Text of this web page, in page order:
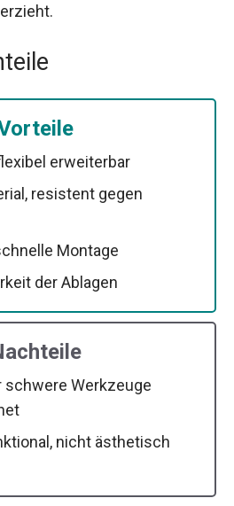
erweiterbar
resistent gegen
Montage
der Ablagen
schwere Werkzeuge
nicht ästhetisch